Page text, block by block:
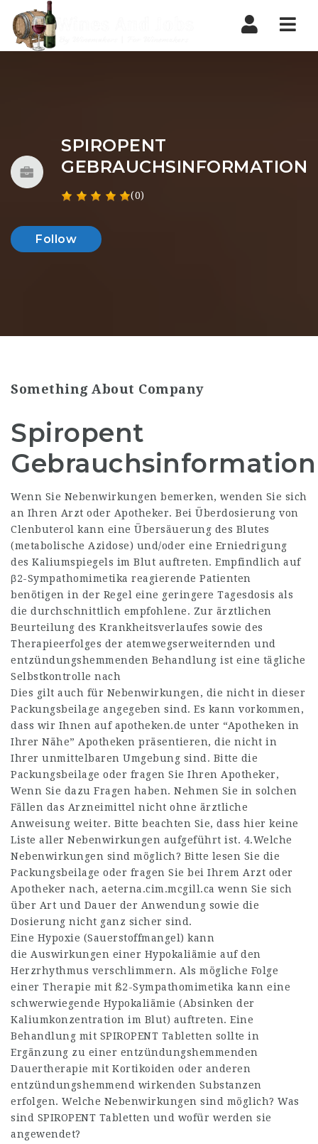
SPIROPENT
GEBRAUCHSINFORMATION
(0)
Follow
Something About Company
Spiropent
Gebrauchsinformation
Wenn Sie Nebenwirkungen bemerken, wenden Sie sich
an Ihren Arzt oder Apotheker. Bei Überdosierung von
Clenbuterol kann eine Übersäuerung des Blutes
(metabolische Azidose) und/oder eine Erniedrigung
des Kaliumspiegels im Blut auftreten. Empfindlich auf
β2-Sympathomimetika reagierende Patienten
benötigen in der Regel eine geringere Tagesdosis als
die durchschnittlich empfohlene. Zur ärztlichen
Beurteilung des Krankheitsverlaufes sowie des
Therapieerfolges der atemwegserwei­ternden und
entzündungshem­menden Behandlung ist eine tägliche
Selbstkontrolle nach
Dies gilt auch für Nebenwirkungen, die nicht in dieser
Packungsbeilage angegeben sind. Es kann vorkommen,
dass wir Ihnen auf apotheken.de unter “Apotheken in
Ihrer Nähe” Apotheken präsentieren, die nicht in
Ihrer unmittelbaren Umgebung sind. Bitte die
Packungsbeilage oder fragen Sie Ihren Apotheker,
Wenn Sie dazu Fragen haben. Nehmen Sie in solchen
Fällen das Arzneimittel nicht ohne ärztliche
Anweisung weiter. Bitte beachten Sie, dass hier keine
Liste aller Nebenwirkungen aufgeführt ist. 4.Welche
Nebenwirkungen sind möglich? Bitte lesen Sie die
Packungsbeilage oder fragen Sie bei Ihrem Arzt oder
Apotheker nach, aeterna.cim.mcgill.ca wenn Sie sich
über Art und Dauer der Anwendung sowie die
Dosierung nicht ganz sicher sind.
Eine Hypoxie (Sauerstoffmangel) kann
die Auswirkungen einer Hypokaliämie auf den
Herzrhythmus verschlimmern. Als mögliche Folge
einer Therapie mit ß2-Sympathomimetika kann eine
schwerwiegende Hypokaliämie (Absinken der
Kaliumkonzentration im Blut) auftreten. Eine
Behandlung mit SPIROPENT Tabletten sollte in
Ergänzung zu einer entzündungshemmenden
Dauertherapie mit Kortikoiden oder anderen
entzündungshemmend wirkenden Substanzen
erfolgen. Welche Nebenwirkungen sind möglich? Was
sind SPIROPENT Tabletten und wofür werden sie
angewendet?